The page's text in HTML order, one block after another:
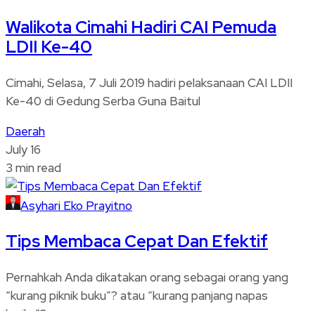
Walikota Cimahi Hadiri CAI Pemuda
LDII Ke-40
Cimahi, Selasa, 7 Juli 2019 hadiri pelaksanaan CAI LDII
Ke-40 di Gedung Serba Guna Baitul
Daerah
July 16
3 min read
Asyhari Eko Prayitno
Tips Membaca Cepat Dan Efektif
Pernahkah Anda dikatakan orang sebagai orang yang
“kurang piknik buku”? atau “kurang panjang napas